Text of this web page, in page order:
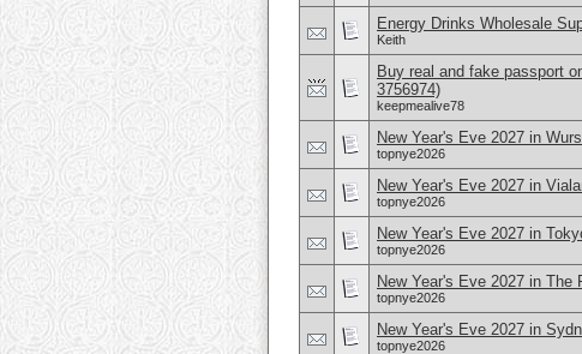
Energy Drinks Wholesale
Keith
Buy real and fake passport
3756974)
keepmealive78
New Year's Eve 2027 in
topnye2026
New Year's Eve 2027 in
topnye2026
New Year's Eve 2027 in
topnye2026
New Year's Eve 2027 in
topnye2026
New Year's Eve 2027 in
topnye2026